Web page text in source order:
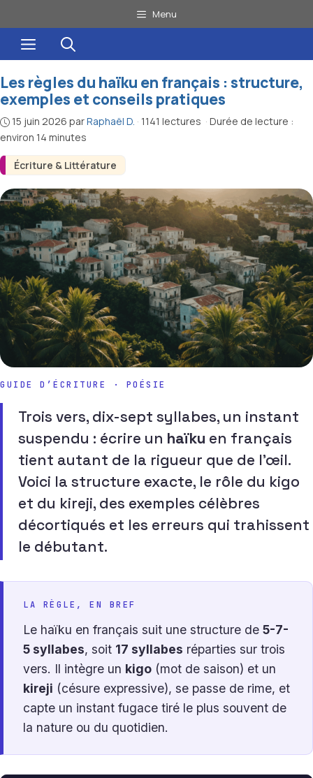
au
contenu
Menu
Menu
Écriture & Littérature
Les règles du haïku en français : structure,
exemples et conseils pratiques
15 juin 2026 parRaphaël D. · 1141 lectures · Durée de lecture :
environ 14 minutes
GUIDE D’ÉCRITURE · POÉSIE
Trois vers, dix-sept syllabes, un instant
suspendu : écrire un haïku en français
tient autant de la rigueur que de l’œil.
Voici la structure exacte, le rôle du kigo
et du kireji, des exemples célèbres
décortiqués et les erreurs qui trahissent
le débutant.
LA RÈGLE, EN BREF
Le haïku en français suit une structure de 5-7-
5 syllabes, soit 17 syllabes réparties sur trois
vers. Il intègre un kigo (mot de saison) et un
kireji (césure expressive), se passe de rime, et
capte un instant fugace tiré le plus souvent de
la nature ou du quotidien.